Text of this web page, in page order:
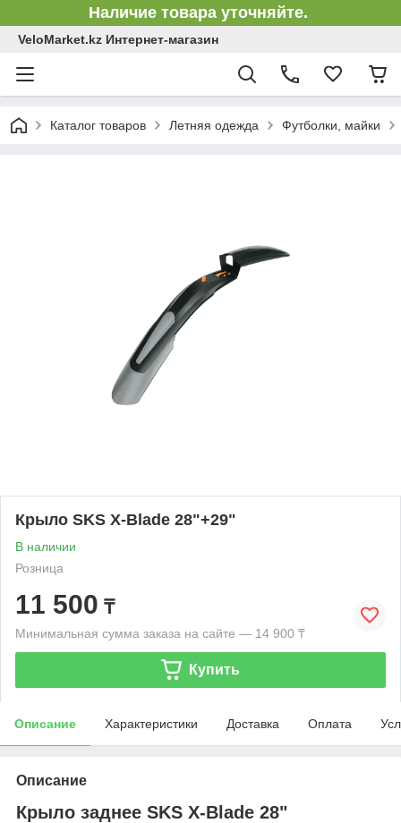
Наличие товара уточняйте.
VeloMarket.kz Интернет-магазин
Каталог товаров Летняя одежда Футболки, майки
Крыло SKS X-Blade 28"+29"
В наличии
Розница
11 500 ₸
Минимальная сумма заказа на сайте — 14 900 ₸
Купить
Описание Характеристики Доставка Оплата
Описание
Крыло заднее SKS X-Blade 28"